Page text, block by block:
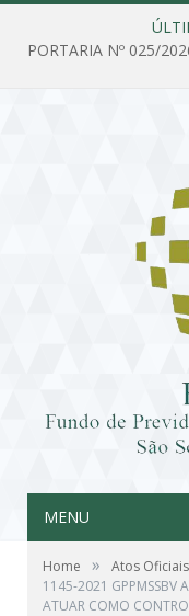
MENU
Home » Atos Oficiais
1145-2021 GPPMSSBV
ATUAR COMO